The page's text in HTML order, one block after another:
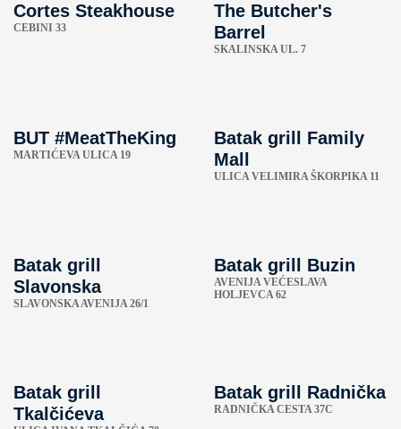
Cortes Steakhouse
CEBINI 33
The Butcher's
Barrel
SKALINSKA UL. 7
BUT #MeatTheKing
MARTIĆEVA ULICA 19
Batak grill Family
Mall
ULICA VELIMIRA ŠKORPIKA 11
Batak grill
Slavonska
SLAVONSKA AVENIJA 26/1
Batak grill Buzin
AVENIJA VEĆESLAVA
HOLJEVCA 62
Batak grill
Tkalčićeva
Batak grill Radnička
RADNIČKA CESTA 37C